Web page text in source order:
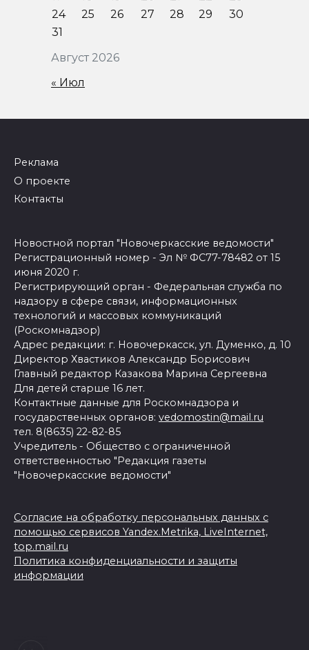
Август 2026
24
25 26 27 28 29
30
31
« Июл
Реклама
О проекте
Контакты
Новостной портал "Новочеркасские ведомости"
Регистрационный номер - Эл № ФС77-78482 от 15
июня 2020 г.
Регистрирующий орган - Федеральная служба по
надзору в сфере связи, информационных
технологий и массовых коммуникаций
(Роскомнадзор)
Адрес редакции: г. Новочеркасск, ул. Думенко, д. 10
Директор Хвастиков Александр Борисович
Главный редактор Казакова Марина Сергеевна
Для детей старше 16 лет.
Контактные данные для Роскомнадзора и
государственных органов: vedomostin@mail.ru
тел. 8(8635) 22-82-85
Учредитель - Общество с ограниченной
ответственностью "Редакция газеты
"Новочеркасские ведомости"
Согласие на обработку персональных данных с
помощью сервисов Yandex.Metrika, LiveInternet,
top.mail.ru
Политика конфиденциальности и защиты
информации